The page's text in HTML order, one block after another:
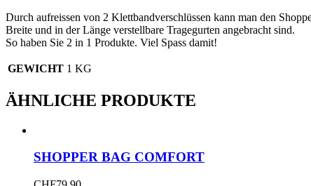
Durch aufreissen von 2 Klettbandverschlüssen kann man den
Breite und in der Länge verstellbare Tragegurten angebracht sind.
So haben Sie 2 in 1 Produkte. Viel Spass damit!
GEWICHT 1 KG
ÄHNLICHE PRODUKTE
SHOPPER BAG COMFORT